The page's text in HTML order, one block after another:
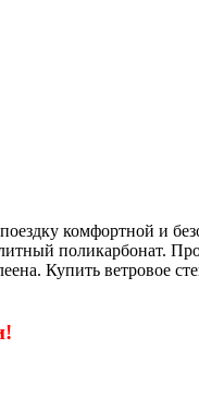
поездку комфортной
поликарбонат.
Купить ветровое